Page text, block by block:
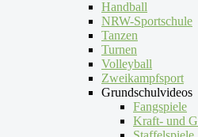
Handball
NRW-Sportschule
Tanzen
Turnen
Volleyball
Zweikampfsport
Grundschulvideos
Fangspiele
Kraft- und